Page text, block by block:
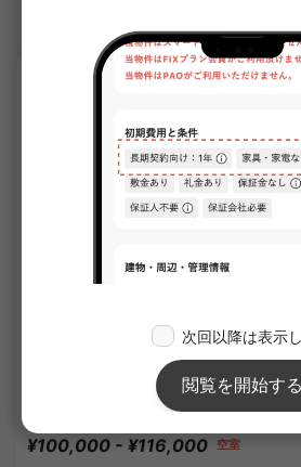
新高島平駅のシェア
1/1
APARTMENT
¥100,000 - ¥116,000 空室